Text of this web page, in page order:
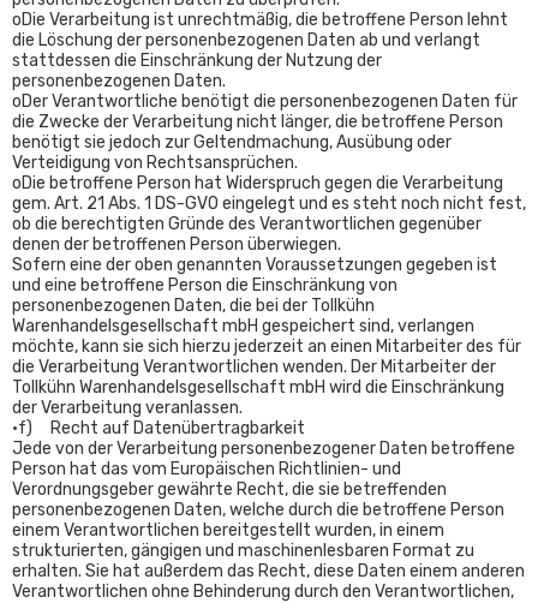
oDie Verarbeitung ist unrechtmäßig, die betroffene Person lehnt
die Löschung der personenbezogenen Daten ab und verlangt
stattdessen die Einschränkung der Nutzung der
personenbezogenen Daten.
oDer Verantwortliche benötigt die personenbezogenen Daten für
die Zwecke der Verarbeitung nicht länger, die betroffene Person
benötigt sie jedoch zur Geltendmachung, Ausübung oder
Verteidigung von Rechtsansprüchen.
oDie betroffene Person hat Widerspruch gegen die Verarbeitung
gem. Art. 21 Abs. 1 DS-GVO eingelegt und es steht noch nicht fest,
ob die berechtigten Gründe des Verantwortlichen gegenüber
denen der betroffenen Person überwiegen.
Sofern eine der oben genannten Voraussetzungen gegeben ist
und eine betroffene Person die Einschränkung von
personenbezogenen Daten, die bei der Tollkühn
Warenhandelsgesellschaft mbH gespeichert sind, verlangen
möchte, kann sie sich hierzu jederzeit an einen Mitarbeiter des für
die Verarbeitung Verantwortlichen wenden. Der Mitarbeiter der
Tollkühn Warenhandelsgesellschaft mbH wird die Einschränkung
der Verarbeitung veranlassen.
•f) Recht auf Datenübertragbarkeit
Jede von der Verarbeitung personenbezogener Daten betroffene
Person hat das vom Europäischen Richtlinien- und
Verordnungsgeber gewährte Recht, die sie betreffenden
personenbezogenen Daten, welche durch die betroffene Person
einem Verantwortlichen bereitgestellt wurden, in einem
strukturierten, gängigen und maschinenlesbaren Format zu
erhalten. Sie hat außerdem das Recht, diese Daten einem anderen
Verantwortlichen ohne Behinderung durch den Verantwortlichen,